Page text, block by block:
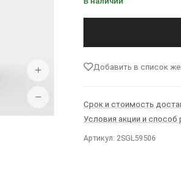
+
−
Добавить в список
Срок и стоимость
Условия акции и способ
Артикул: 2SGL59506